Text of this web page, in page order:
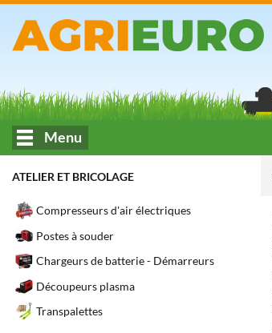
Menu
ATELIER ET BRICOLAGE
Compresseurs d'air électriques
Postes à souder
Chargeurs de batterie - Démarreurs
Découpeurs plasma
Transpalettes